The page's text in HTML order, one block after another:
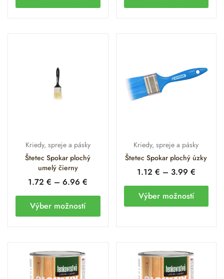
Kriedy, spreje a pásky
Štetec Spokar plochý
umelý čierny
1.72€ – 6.96€
Výber možností
Kriedy, spreje a pásky
Štetec Spokar plochý úzky
1.12 € – 3.99 €
Výber možností